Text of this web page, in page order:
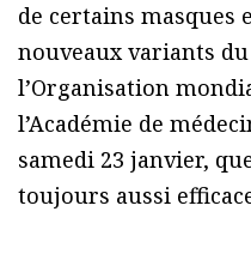
de certains masques
nouveaux variants
l’Organisation
l’Académie de
samedi 23 janvier,
toujours aussi